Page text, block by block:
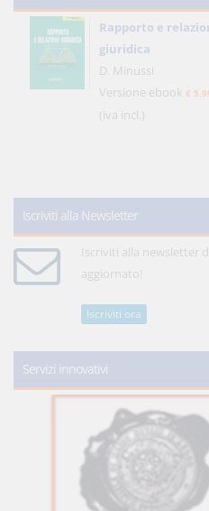
Rapporto e
giuridica
D. Minussi
Versione ebook €
(iva incl.)
Iscriviti alla Newsletter
Iscriviti alla newsletter
aggiornato!
Iscriviti ora
Servizi innovativi